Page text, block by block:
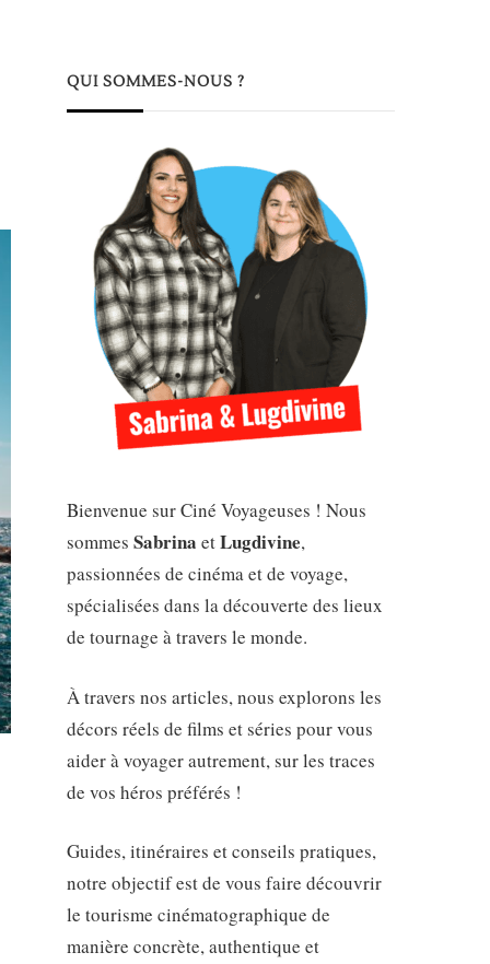
QUI SOMMES-NOUS ?
Bienvenue sur Ciné Voyageuses ! Nous
sommes Sabrina etLugdivine,
passionnées de cinéma et de voyage,
spécialisées dans la découverte des lieux
de tournage à travers le monde.
À travers nos articles, nous explorons les
décors réels de films et séries pour vous
aider à voyager autrement, sur les traces
de vos héros préférés !
Guides, itinéraires et conseils pratiques,
notre objectif est de vous faire découvrir
le tourisme cinématographique de
manière concrète, authentique et